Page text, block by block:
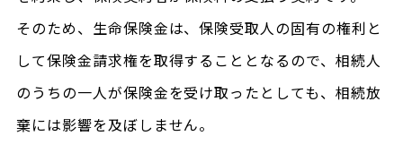
そのため、生命保険金は、保険受取人の固有の権利と
して保険金請求権を取得することとなるので、相続人
のうちの一人が保険金を受け取ったとしても、相続放
棄には影響を及ぼしません。